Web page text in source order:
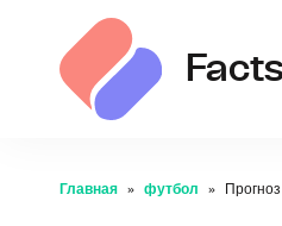
Главная футбол